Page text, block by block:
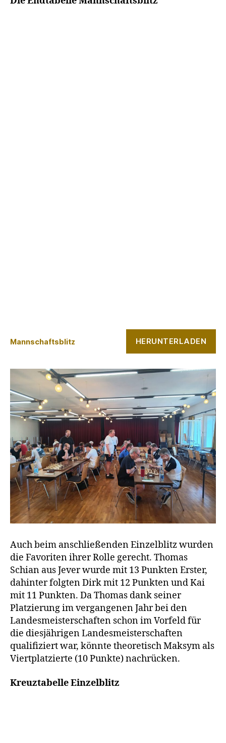
Mannschaftsblitz HERUNTERLADEN
Auch beim anschließenden Einzelblitz wurden
die Favoriten ihrer Rolle gerecht. Thomas
Schian aus Jever wurde mit 13 Punkten Erster,
dahinter folgten Dirk mit 12 Punkten und Kai
mit 11 Punkten. Da Thomas dank seiner
Platzierung im vergangenen Jahr bei den
Landesmeisterschaften schon im Vorfeld für
die diesjährigen Landesmeisterschaften
qualifiziert war, könnte theoretisch Maksym als
Viertplatzierte (10 Punkte) nachrücken.
Kreuztabelle Einzelblitz